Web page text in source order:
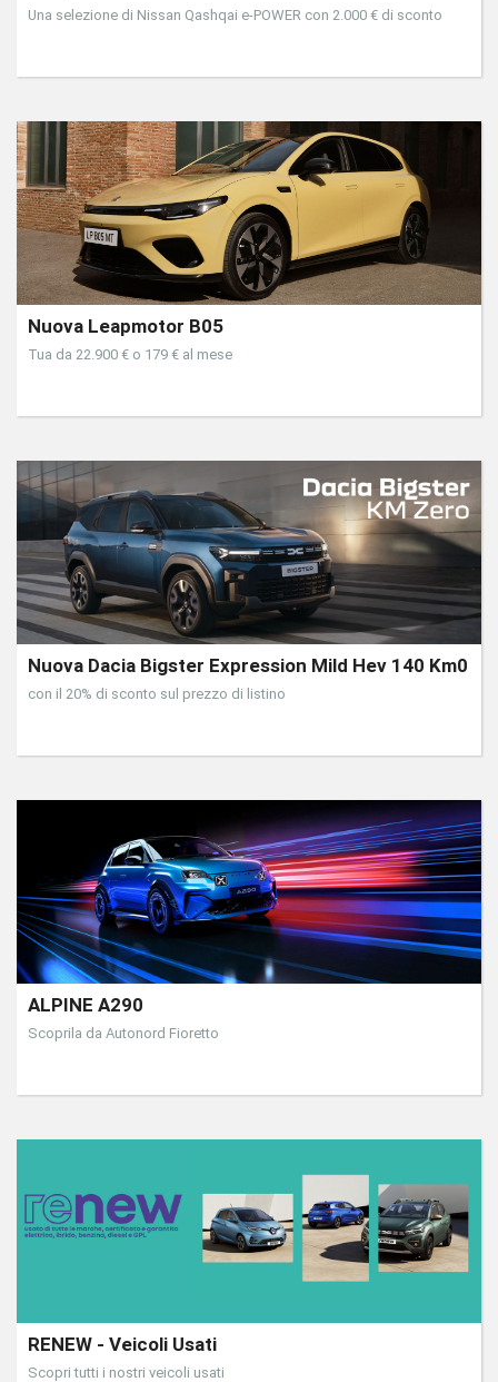
Una selezione di Nissan Qashqai e-POWER con 2.000 € di sconto
Nuova Leapmotor B05
Tua da 22.900 € o 179 € al mese
Nuova Dacia Bigster Expression Mild Hev 140 Km0
con il 20% di sconto sul prezzo di listino
ALPINE A290
Scoprila da Autonord Fioretto
RENEW - Veicoli Usati
Scopri tutti i nostri veicoli usati